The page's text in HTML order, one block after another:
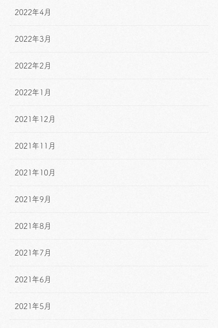
2022年4月
2022年3月
2022年2月
2022年1月
2021年12月
2021年11月
2021年10月
2021年9月
2021年8月
2021年7月
2021年6月
2021年5月